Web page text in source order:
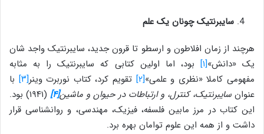
سایبرنتیک چونان یک علم
هرچند از زمان افلاطون و ارسطو تا قرون جدید، سایبرنتیک واجد شان
یک «دانش»[۱]
بود، اما اولین کتابی که سایبرنتیک را به مثابه
مفهومی کاملا «نظری و علمی»[۲] تقویم کرد، کتاب نوربرت وینر[۳]
با
عنوانسایبرنتیک، کنترل، و ارتباطات در حیوان و ماشین[۴]
(۱۹۴۱) بود.
این کتاب در مرز مابین فلسفه، فیزیک، مهندسی، و روانشناسی قرار
داشت و از همه این علوم توامان بهره برد.